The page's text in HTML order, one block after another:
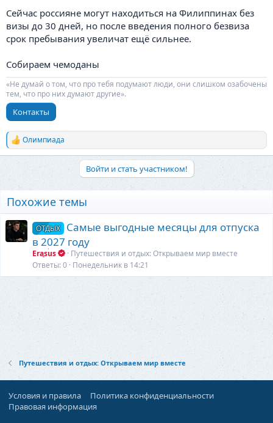
Сейчас россияне могут находиться на Филиппинах без
визы до 30 дней, но после введения полного безвиза
срок пребывания увеличат ещё сильнее.
Собираем чемоданы
«Не думай о том, что про тебя подумают люди, они слишком озабочены
тем, что про них думают другие».
Контакты
Р
е
и
:
Олимпиада
Войти и стать участником!
Похожие темы
ОТДЫХ
Самые выгодные месяцы для отпуска
в 2027 году
Erasus
Путешествия и отдых: Открываем мир вместе
Ответы 0 Понедельник в 14:21
Путешествия и отдых: Открываем мир вместе
Условия и правила
Политика конфиденциальности
Правовая информация